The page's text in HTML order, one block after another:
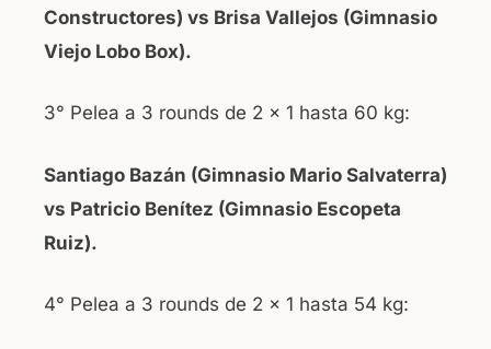
Constructores) vs Brisa Vallejos (Gimnasio
Viejo Lobo Box).
3° Pelea a 3 rounds de 2 x 1 hasta 60 kg:
Santiago Bazán (Gimnasio Mario Salvaterra)
vs Patricio Benítez (Gimnasio Escopeta
Ruiz).
4° Pelea a 3 rounds de 2 x 1 hasta 54 kg: